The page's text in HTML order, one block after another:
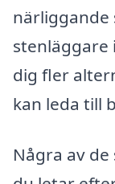
närliggande
stenläggare
dig fler
kan leda till
Några av